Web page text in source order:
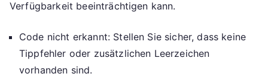
Verfügbarkeit beeinträchtigen kann.
Code nicht erkannt: Stellen Sie sicher, dass keine
Tippfehler oder zusätzlichen Leerzeichen
vorhanden sind.